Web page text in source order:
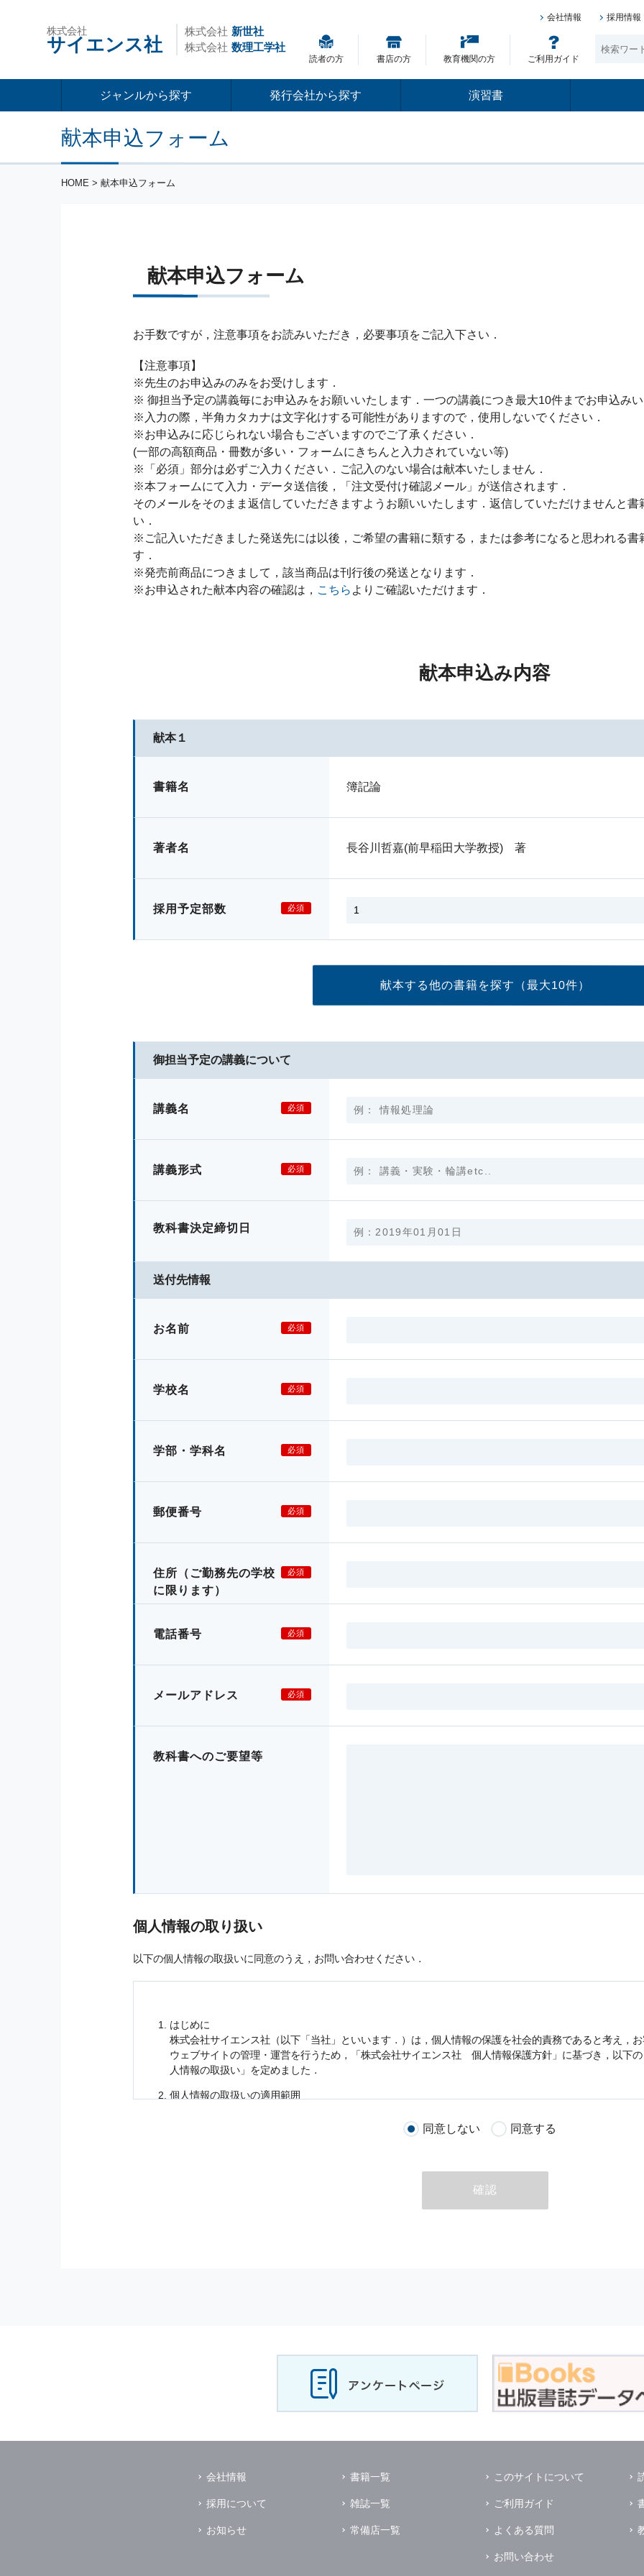
株式会社
サイエンス社
株式会社 新世社
株式会社 数理工学社
会社情報 採用情報
読者の方 書店の方 教育機関の方 ご利用ガイド
ジャンルから探す 発行会社から探す 演習書
献本申込フォーム
HOME > 献本申込フォーム
献本申込フォーム
お手数ですが，注意事項をお読みいただき，必要事項をご記入下さい．
【注意事項】
※先生のお申込みのみをお受けします．
※ 御担当予定の講義毎にお申込みをお願いいたします．一つの講義につき最大10件までお申込み
※入力の際，半角カタカナは文字化けする可能性がありますので，使用しないでください．
※お申込みに応じられない場合もございますのでご了承ください．
(一部の高額商品・冊数が多い・フォームにきちんと入力されていない等)
※「必須」部分は必ずご入力ください．ご記入のない場合は献本いたしません．
※本フォームにて入力・データ送信後，「注文受付け確認メール」が送信されます．
そのメールをそのまま返信していただきますようお願いいたします．返信していただけませんと
い．
※ご記入いただきました発送先には以後，ご希望の書籍に類する，または参考になると思われる
す．
※発売前商品につきまして，該当商品は刊行後の発送となります．
※お申込された献本内容の確認は， こちら よりご確認いただけます．
献本申込み内容
献本１
書籍名 簿記論
著者名 長谷川哲嘉(前早稲田大学教授) 著
採用予定部数 必須
献本する他の書籍を探す （最大10件）
御担当予定の講義について
講義名 必須
講義形式 必須
教科書決定締切日
送付先情報
お名前 必須
学校名 必須
学部・学科名 必須
郵便番号 必須
住所 （ご勤務先の学校
に限ります）
必須
電話番号 必須
メールアドレス 必須
教科書へのご要望等
個人情報の取り扱い
以下の個人情報の取扱いに同意のうえ，お問い合わせください．
はじめに
株式会社サイエンス社（以下「当社」といいます．）は，個人情報の保護を社会的責務であると考え，
ウェブサイトの管理・運営を行うため，「株式会社サイエンス社 個人情報保護方針」に基づき，以下
人情報の取扱い」を定めました．
個人情報の取扱いの適用範囲
個人情報 個人情報
の他に，以下の各号に定める目的のために利用することがあります．
本サービスの提供または以下に定める目的以外に，当社はお客様の個人情報利用することはありません．
の正確性及び安全性を確保する為，個人情報へのアクセス管理，持ち出し手段の制限，
破壊，改ざんなどに対しては，合理的な安全対策を講じるとともに，万一，漏洩等個人情報に関する事
を含む適切な対策を速やかに講じます．
の預託について
その場合は，業務委託先の適切な管理及び監督を行います．
個人情報の第三者への開示
当社は，個人情報 を本人の許可無く他の事業者や個人などの第三者に提供および公開することはありま
ただし，以下に該当する場合はその限りではありません．
（1） 情報提供について本人の同意がある場合
を開示する場合．ただし，この場合に開示
同意しない 同意する
確認
会社情報
採用について
お知らせ
書籍一覧
雑誌一覧
常備店一覧
このサイトについて
ご利用ガイド
よくある質問
お問い合わせ